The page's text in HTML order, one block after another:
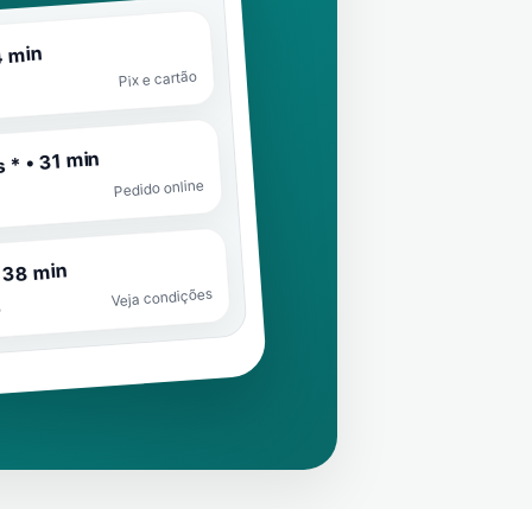
min
Pix e cartão
• 31 min
Pedido online
min
Veja condições